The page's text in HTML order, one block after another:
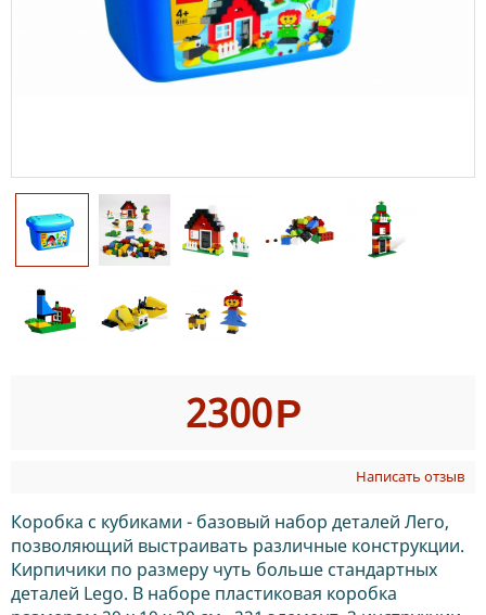
2300Р
Написать отзыв
Коробка с кубиками - базовый набор деталей Лего,
позволяющий выстраивать различные конструкции.
Кирпичики по размеру чуть больше стандартных
деталей Lego. В наборе пластиковая коробка